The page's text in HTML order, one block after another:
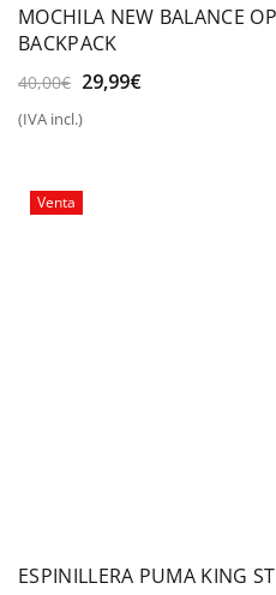
MOCHILA NEW BALANCE
BACKPACK
40,00€ El
original
29,99€El
(IVA incl.)
Venta
ESPINILLERA PUMA KING